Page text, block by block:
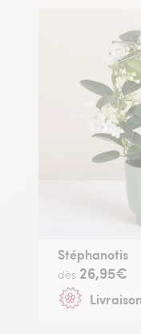
Stéphanotis
dès 26,95€